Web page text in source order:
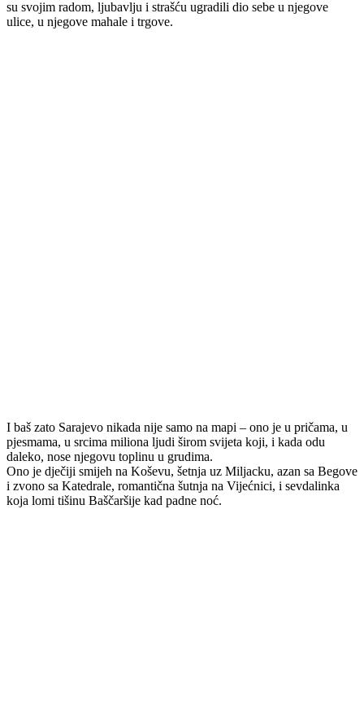
su svojim radom, ljubavlju i strašću ugradili dio sebe u njegove
ulice, u njegove mahale i trgove.
I baš zato Sarajevo nikada nije samo na mapi – ono je u pričama, u
pjesmama, u srcima miliona ljudi širom svijeta koji, i kada odu
daleko, nose njegovu toplinu u grudima.
Ono je dječiji smijeh na Koševu, šetnja uz Miljacku, azan sa Begove
i zvono sa Katedrale, romantična šutnja na Vijećnici, i sevdalinka
koja lomi tišinu Baščaršije kad padne noć.